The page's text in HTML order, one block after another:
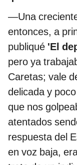
—Una
entonces, a
publiqué 'El
pero ya
Caretas; vale
delicada y
que nos
atentados
respuesta del
en voz baja,